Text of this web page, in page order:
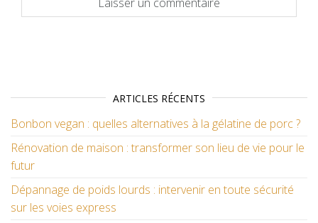
ARTICLES RÉCENTS
Bonbon vegan : quelles alternatives à la gélatine de porc ?
Rénovation de maison : transformer son lieu de vie pour le
futur
Dépannage de poids lourds : intervenir en toute sécurité
sur les voies express